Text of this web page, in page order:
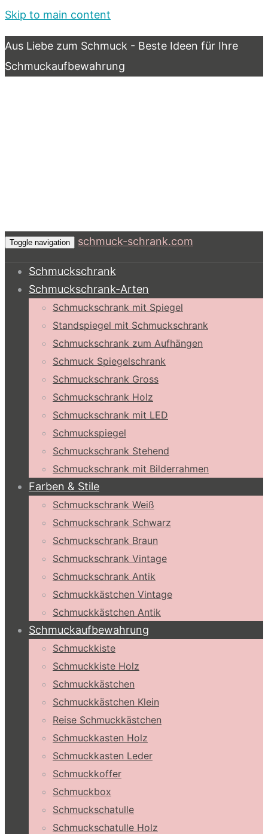
Skip to main content
Aus Liebe zum Schmuck - Beste Ideen für Ihre
Schmuckaufbewahrung
Toggle navigation schmuck-schrank.com
Schmuckschrank
Schmuckschrank-Arten
Schmuckschrank mit Spiegel
Standspiegel mit Schmuckschrank
Schmuckschrank zum Aufhängen
Schmuck Spiegelschrank
Schmuckschrank Gross
Schmuckschrank Holz
Schmuckschrank mit LED
Schmuckspiegel
Schmuckschrank Stehend
Schmuckschrank mit Bilderrahmen
Farben & Stile
Schmuckschrank Weiß
Schmuckschrank Schwarz
Schmuckschrank Braun
Schmuckschrank Vintage
Schmuckschrank Antik
Schmuckkästchen Vintage
Schmuckkästchen Antik
Schmuckaufbewahrung
Schmuckkiste
Schmuckkiste Holz
Schmuckkästchen
Schmuckkästchen Klein
Reise Schmuckkästchen
Schmuckkasten Holz
Schmuckkasten Leder
Schmuckkoffer
Schmuckbox
Schmuckschatulle
Schmuckschatulle Holz